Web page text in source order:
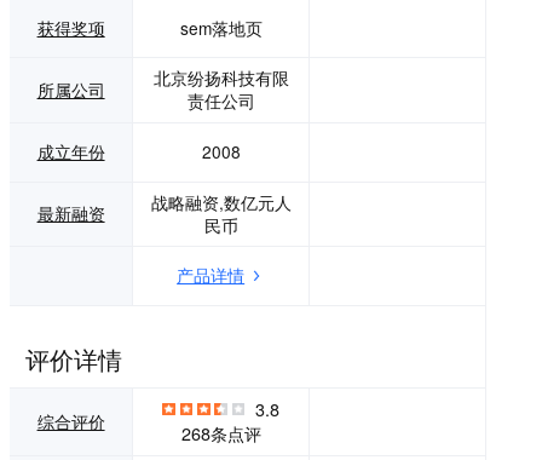
圳、杭州、南京、
沙、郑州、西安、
济南12个城市设立
直营省分公司，在
立营销服务中心。
数1000余人，产品
研发团队300余
善的研发、实施交
实现以客户为中
心，企业内部和上
获得奖项 sem落地页
所属公司
北京纷扬科技有限
责任公司
成立年份 2008
最新融资
战略融资,数亿元人
民币
产品详情
评价详情
综合评价
3.8
268条点评